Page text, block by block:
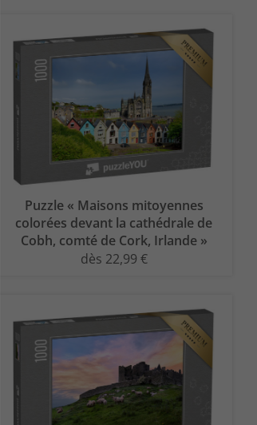
Puzzle « Maisons mitoyennes
colorées devant la cathédrale de
Cobh, comté de Cork, Irlande »
dès 22,99 €